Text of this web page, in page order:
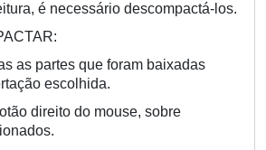
é necessário descompactá-los.
as partes que foram baixadas
rtação escolhida.
direito do mouse, sobre
.